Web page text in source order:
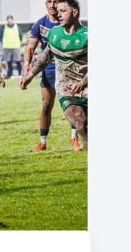
Villeneuve !